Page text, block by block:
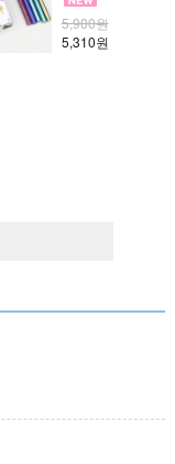
5,900원
5,310원